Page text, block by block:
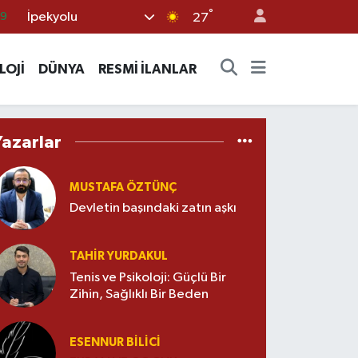
İpekyolu 27°
DÜNYA RESMİ İLANLAR
MUSTAFA ÖZTÜNÇ
Devletin başındaki zatın aşkı
TAHIR YURDAKUL
Tenis ve Psikoloji: Güçlü Bir
Zihin, Sağlıklı Bir Beden
ESENNUR BİLİCİ